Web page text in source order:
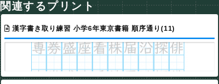
関連するプリント
漢字書き取り練習 小学6年東京書籍 順序通り(11)